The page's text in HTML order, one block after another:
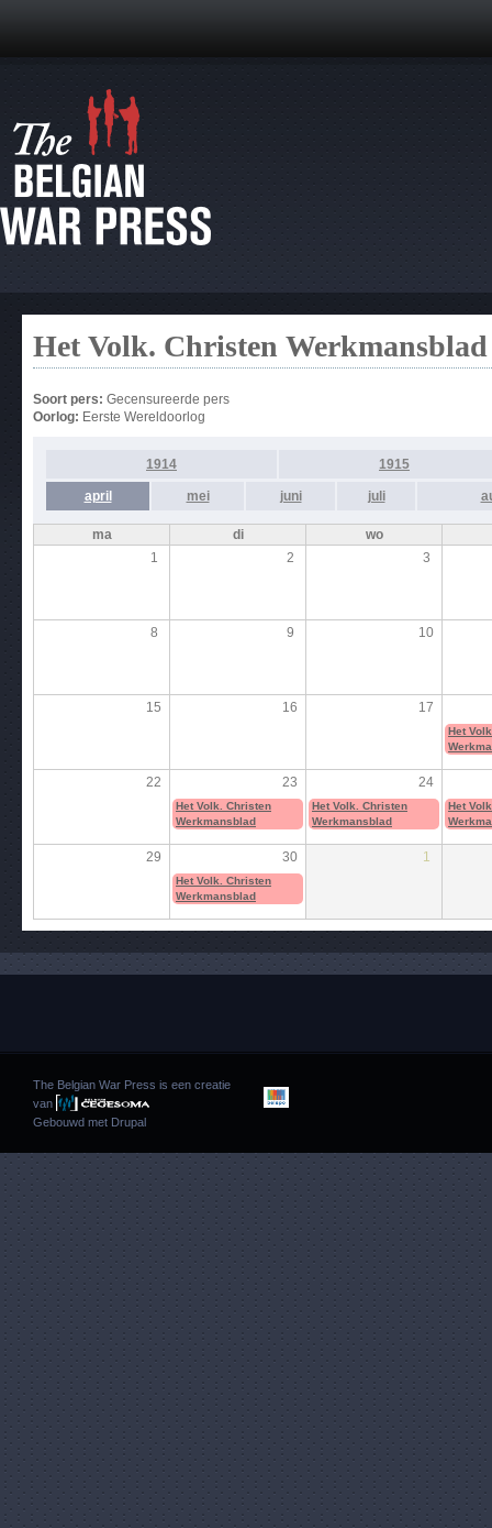
Het Volk. Christen Werkmansblad
Soort pers: Gecensureerde pers
Oorlog: Eerste Wereldoorlog
1914 1915
april mei juni juli
ma di
wo
1
2 3
8 9 10
15 16 17
Het
22 23 24
Het Volk. Christen
Werkmansblad
Het Volk. Christen
Werkmansblad
Het
29 30 1
Het Volk. Christen
Werkmansblad
The Belgian War Press is een creatie
van
Gebouwd met Drupal